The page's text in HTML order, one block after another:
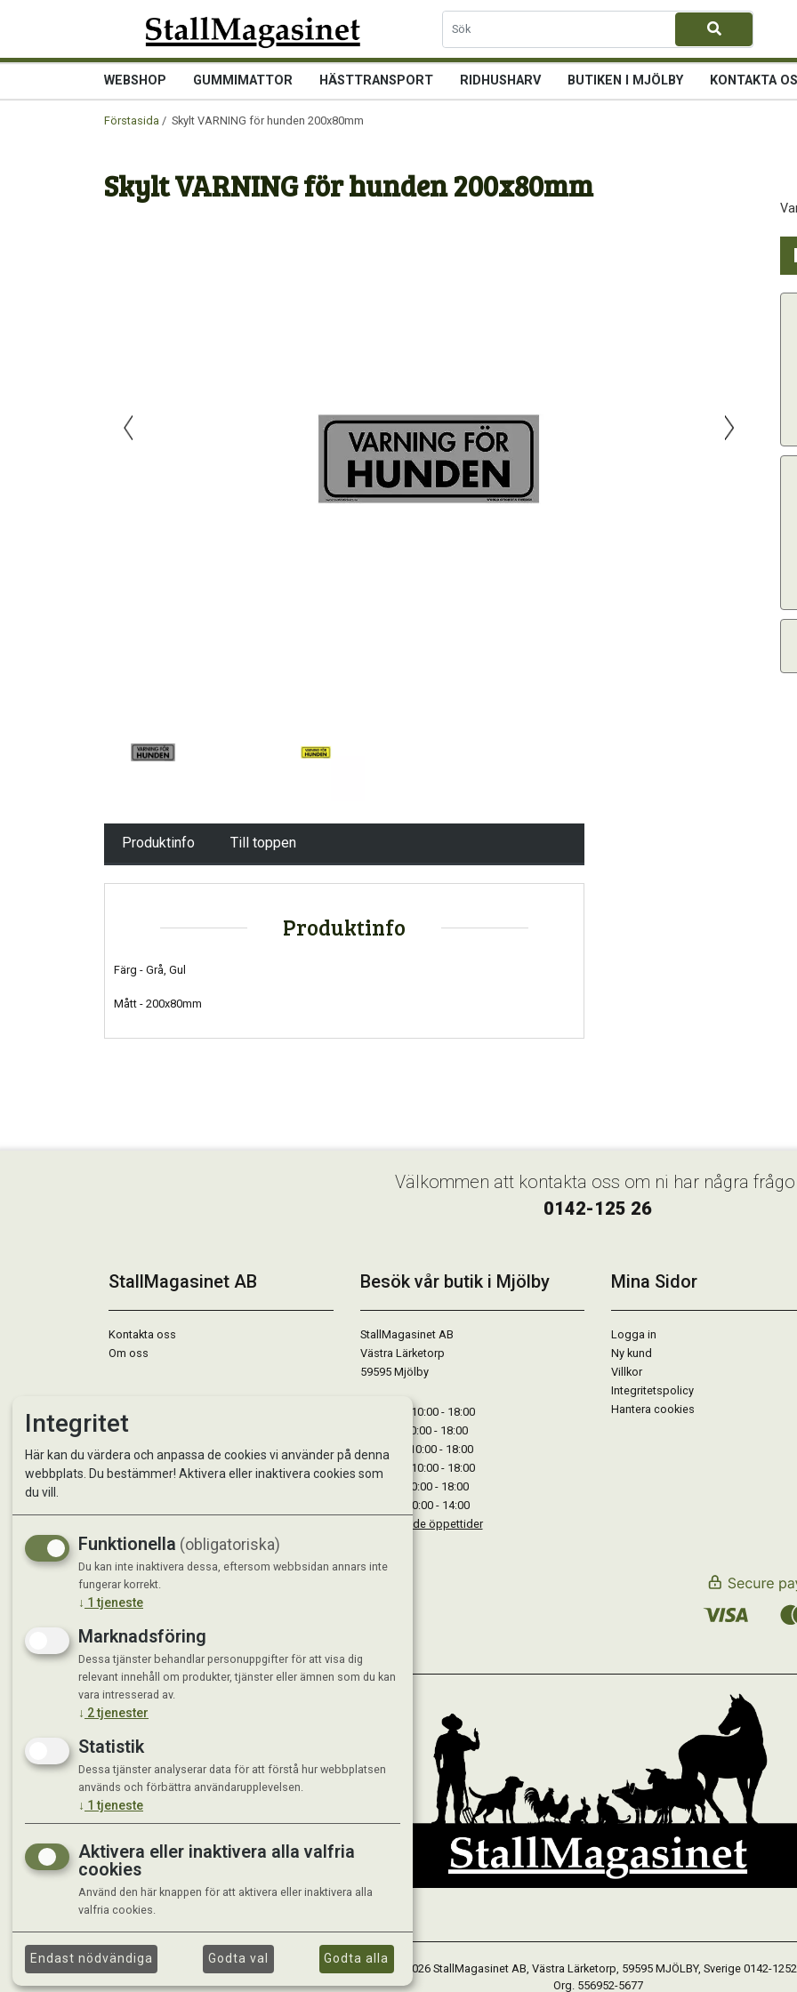
WEBSHOP GUMMIMATTOR HÄSTTRANSPORT RIDHUSHARV BUTIKEN I MJÖLBY KONTAKTA
Förstasida / Skylt VARNING för hunden 200x80mm
Skylt VARNING för hunden 200x80mm
Produktinfo Till toppen
Produktinfo
Färg - Grå, Gul
Mått - 200x80mm
Välkommen att kontakta oss om ni har några
0142-125 26
StallMagasinet AB
Kontakta oss
Om oss
Besök vår butik i Mjölby
StallMagasinet AB
Västra Lärketorp
59595 Mjölby
Måndag : 10:00 - 18:00
Tisdag : 10:00 - 18:00
Onsdag : 10:00 - 18:00
Torsdag : 10:00 - 18:00
Fredag : 10:00 - 18:00
Lördag : 10:00 - 14:00
Se avvikande öppettider
Mina Sidor
Logga in
Ny kund
Villkor
Integritetspolicy
Hantera cookies
© 2026 StallMagasinet AB, Västra Lärketorp, 59595 MJÖLBY, Sverige 0142-
Org. 556952-5677
Integritet
Här kan du värdera och anpassa de cookies vi använder på denna
webbplats. Du bestämmer! Aktivera eller inaktivera cookies som
du vill.
Funktionella (obligatoriska)
Du kan inte inaktivera dessa, eftersom webbsidan annars inte
fungerar korrekt.
↓ 1 tjeneste
Marknadsföring
Dessa tjänster behandlar personuppgifter för att visa dig
relevant innehåll om produkter, tjänster eller ämnen som du kan
vara intresserad av.
↓ 2tjenester
Statistik
Dessa tjänster analyserar data för att förstå hur webbplatsen
används och förbättra användarupplevelsen.
↓ 1 tjeneste
Aktivera eller inaktivera alla valfria
cookies
Använd den här knappen för att aktivera eller inaktivera alla
valfria cookies.
Endast nödvändiga Godta val Godta alla